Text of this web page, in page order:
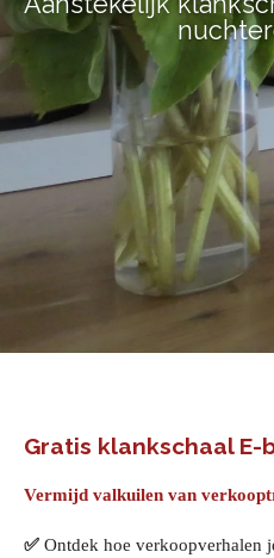
Gratis klankschaal E-
Vermijd valkuilen van
✅ Ontdek hoe verkoopverhalen